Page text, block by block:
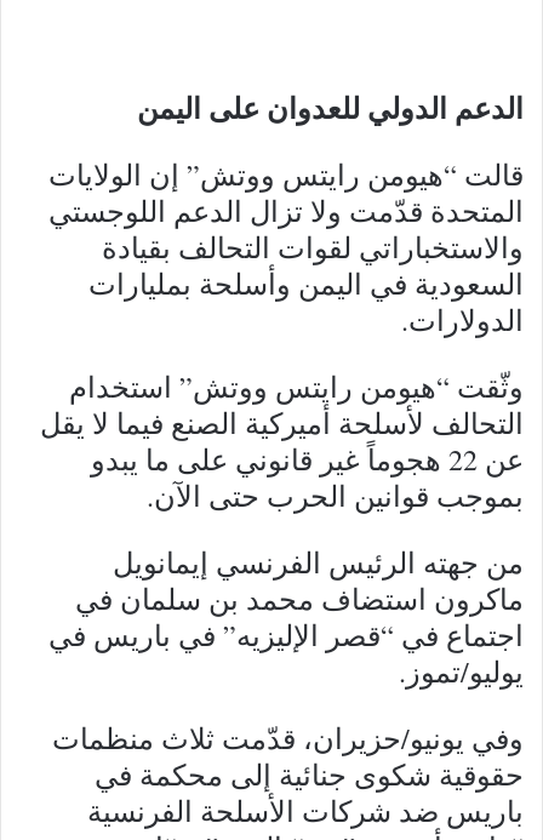
الدعم الدولي للعدوان على اليمن
قالت “هيومن رايتس ووتش” إن الولايات
المتحدة قدّمت ولا تزال الدعم اللوجستي
والاستخباراتي لقوات التحالف بقيادة
السعودية في اليمن وأسلحة بمليارات
الدولارات.
وثّقت “هيومن رايتس ووتش” استخدام
التحالف لأسلحة أميركية الصنع فيما لا يقل
عن 22 هجوماً غير قانوني على ما يبدو
بموجب قوانين الحرب حتى الآن.
من جهته الرئيس الفرنسي إيمانويل
ماكرون استضاف محمد بن سلمان في
اجتماع في “قصر الإليزيه” في باريس في
يوليو/تموز.
وفي يونيو/حزيران، قدّمت ثلاث منظمات
حقوقية شكوى جنائية إلى محكمة في
باريس ضد شركات الأسلحة الفرنسية